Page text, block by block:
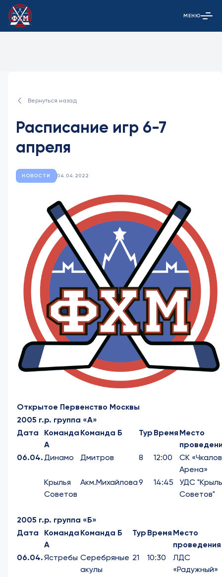
Открыть
МЕНЮ
Вернуться назад
Расписание игр 6-7
апреля
НОВОСТИ 04.04.2022
Открытое Первенство Москвы
2005 г.р. группа «А»
Дата
Команда
А
Команда Б Тур Время Место
06.04.Динамо Дмитров 8 12:00
СК «Чкалов
Арена»
Крылья
Советов
Акм.Михайлова9 14:45
УДС
Советов"
2005 г.р. группа «Б»
Дата
Команда
А
Команда Б Тур Время Место
проведения
06.04.Ястребы Серебряные
акулы
21 10:30
ЛДС
«Радужный»